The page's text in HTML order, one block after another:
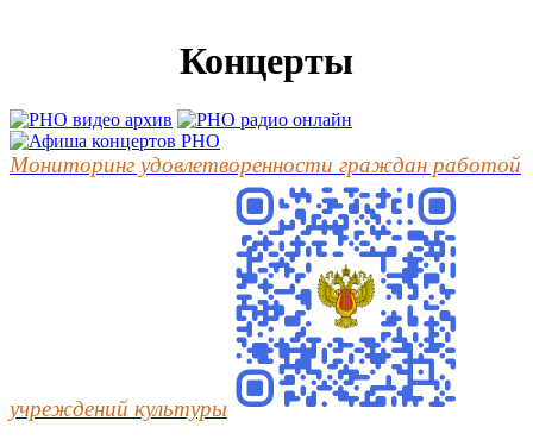
Концерты
Мониторинг удовлетворенности граждан работой
учреждений культуры